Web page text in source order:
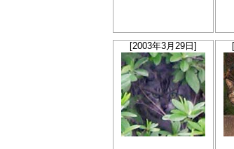
[2003年3月29日]